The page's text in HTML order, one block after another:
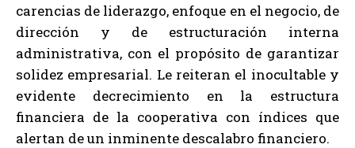
carencias de liderazgo, enfoque en el negocio, de
dirección y de estructuración interna
administrativa, con el propósito de garantizar
solidez empresarial. Le reiteran el inocultable y
evidente decrecimiento en la estructura
financiera de la cooperativa con índices que
alertan de un inminente descalabro financiero.